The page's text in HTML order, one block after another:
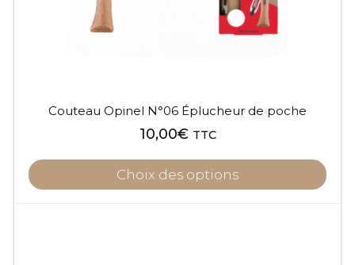
Couteau Opinel N°06 Éplucheur de poche
10,00€ TTC
Choix des options